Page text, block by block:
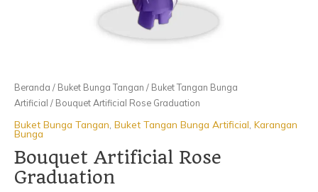
Beranda / Buket Bunga Tangan / Buket Tangan Bunga
Artificial / Bouquet Artificial Rose Graduation
Buket Bunga Tangan Buket Tangan Bunga Artificial Karangan
Bunga
Bouquet Artificial Rose
Graduation